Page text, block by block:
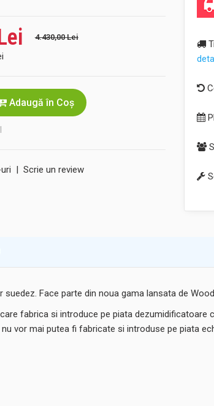
4.430,00 Lei
Adaugă în Coş
| Scrie un review
Face parte din noua gama lansata de
fabrica si introduce pe piata dezumidificatoare
vor mai putea fi fabricate si introduse pe piata